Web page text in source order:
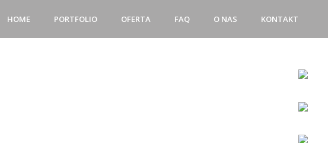
HOME PORTFOLIO OFERTA FAQ O NAS KONTAKT